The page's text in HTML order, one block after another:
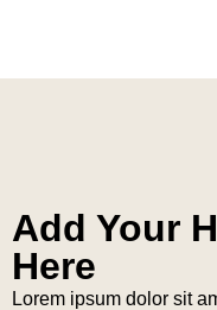
Add Your
Here
Lorem ipsum dolor sit